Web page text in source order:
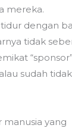
mereka.
dengan
tidak
sudah
manusia yang